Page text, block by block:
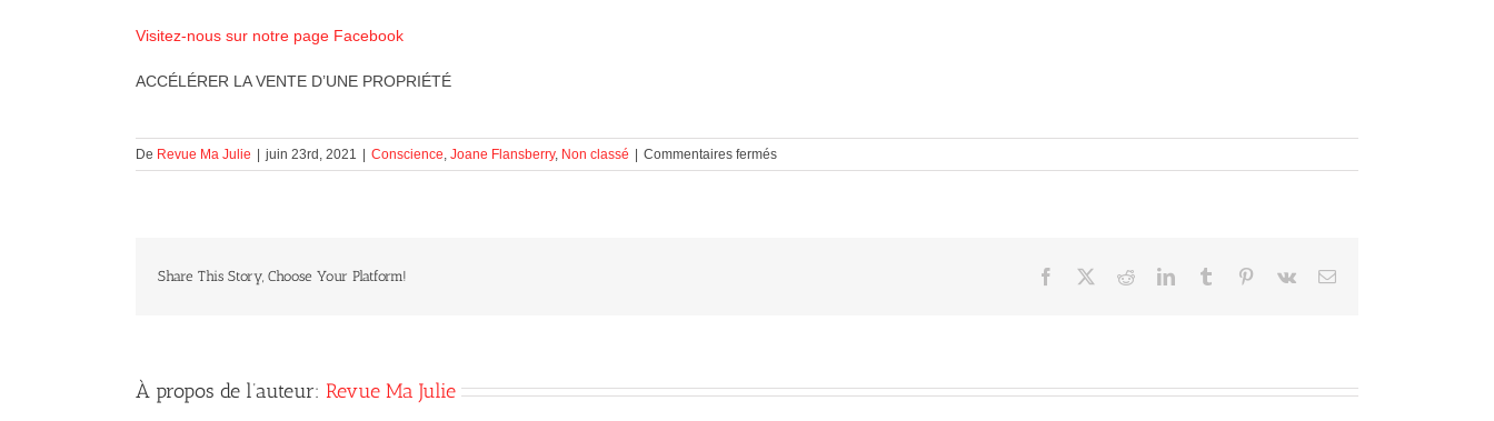
Visitez-nous sur notre page Facebook
ACCÉLÉRER LA VENTE D’UNE PROPRIÉTÉ
De Revue Ma Julie juin 23rd, 2021 Conscience, Joane Flansberry, Non classé Commentaires ferméssur
ACCÉLÉRER
Share This Story, Choose Your Platform! Facebook RedditLinkedInTumblr Pinterest
Vk Courriel
À propos de l’auteur: Revue Ma Julie